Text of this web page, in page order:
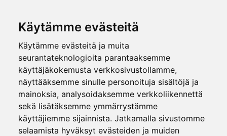
Käytämme evästeitä
Käytämme evästeitä ja muita
seurantateknologioita parantaaksemme
käyttäjäkokemusta verkkosivustollamme,
näyttääksemme sinulle personoituja sisältöjä ja
mainoksia, analysoidaksemme verkkoliikennettä
sekä lisätäksemme ymmärrystämme
käyttäjiemme sijainnista. Jatkamalla sivustomme
selaamista hyväksyt evästeiden ja muiden